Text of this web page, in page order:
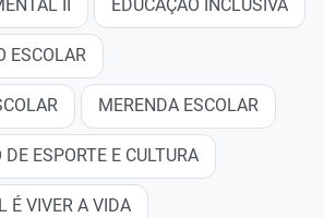
II EDUCAÇÃO INCLUSIVA
ESCOLAR
MERENDA ESCOLAR
ESPORTE E CULTURA
É VIVER A VIDA